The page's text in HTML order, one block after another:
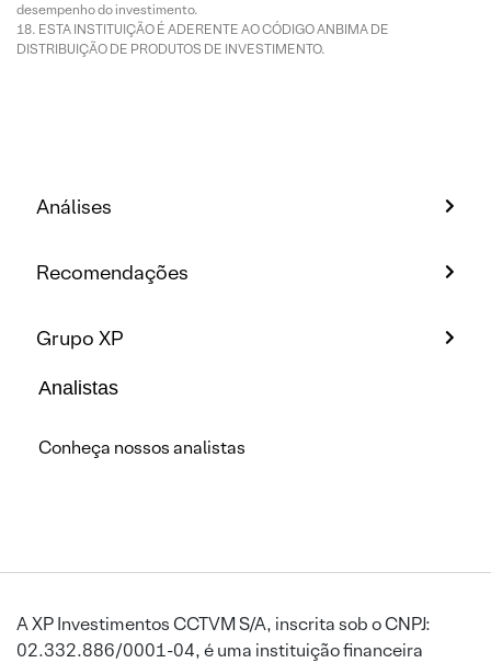
desempenho do investimento.
ESTA INSTITUIÇÃO É ADERENTE AO CÓDIGO ANBIMA DE
DISTRIBUIÇÃO DE PRODUTOS DE INVESTIMENTO.
Análises
Recomendações
Grupo XP
Analistas
Conheça nossos analistas
A XP Investimentos CCTVM S/A, inscrita sob o CNPJ:
02.332.886/0001-04, é uma instituição financeira